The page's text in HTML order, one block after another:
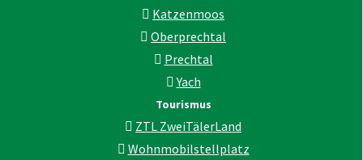
Katzenmoos
Oberprechtal
Prechtal
Yach
Tourismus
ZTL ZweiTälerLand
Wohnmobilstellplatz